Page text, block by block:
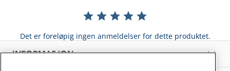
Det er foreløpig ingen anmeldelser for dette produktet.
INFORMASJON
Bedrift, barnehage og SFO
Presse
Samarbeide med oss?
Vask og vedlikehold
EL-retur
Store størrelser
Få turinspirasjon og tips her⛰
Overnatte utendørs⛺